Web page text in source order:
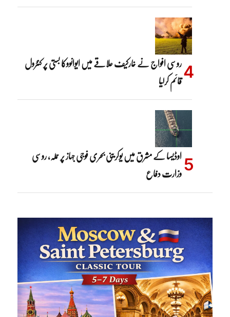
روسی افواج نے خارکیف علاقے میں ایوانووکا بستی پر کنٹرول
قائم کرلیا
اوڈیسا کے مشرق میں یوکرینی بحری فوجی جہاز پر حملہ، روسی
وزارت دفاع